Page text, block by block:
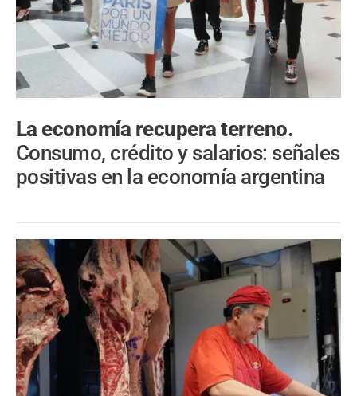
La economía recupera terreno.
Consumo, crédito y salarios: señales
positivas en la economía argentina